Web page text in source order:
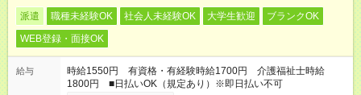
派遣 職種未経験OK 社会人未経験OK 大学生歓迎
ブランクOK
WEB登録・面接OK
給与
時給1550円 有資格・有経験時給1700円 介護福祉士時給
1800円 ■日払いOK（規定あり）※即日払い不可